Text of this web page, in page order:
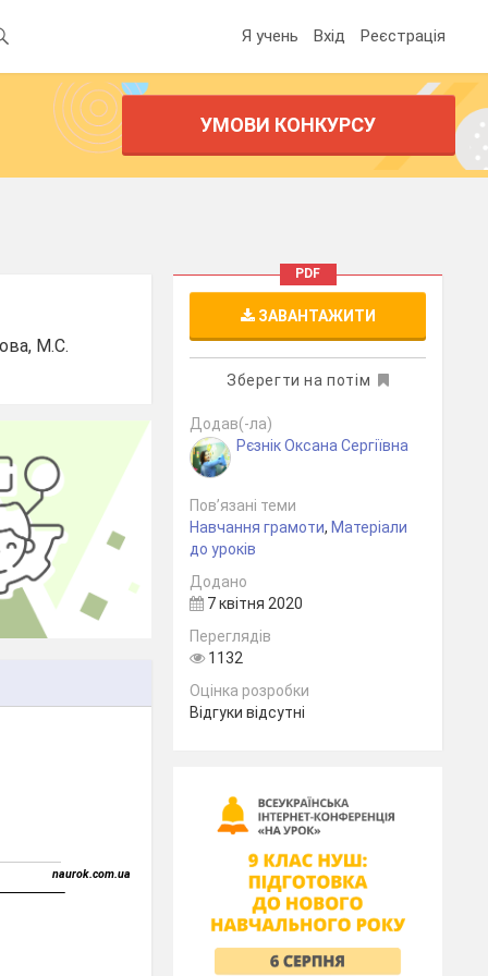
Я учень Вхід Реєстрація
УМОВИ КОНКУРСУ
М.С.
naurok.com.ua
PDF
ЗАВАНТАЖИТИ
Зберегти на потім
Додав(-ла)
Рєзнік Оксана Сергіївна
Пов’язані теми
Навчання грамоти, Матеріали
до уроків
Додано
7 квітня 2020
Переглядів
1132
Оцінка розробки
Відгуки відсутні